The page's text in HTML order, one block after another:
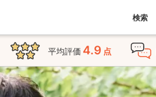
検索
平均評価 4.9 点